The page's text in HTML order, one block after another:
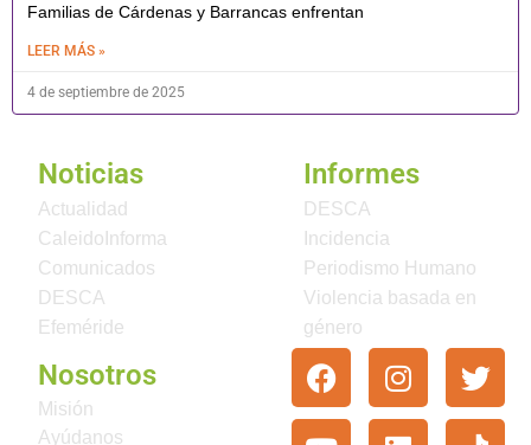
Familias de Cárdenas y Barrancas enfrentan
LEER MÁS »
4 de septiembre de 2025
Noticias
Actualidad
CaleidoInforma
Comunicados
DESCA
Efeméride
Informes
DESCA
Incidencia
Periodismo Humano
Violencia basada en
género
Nosotros
Misión
Ayúdanos